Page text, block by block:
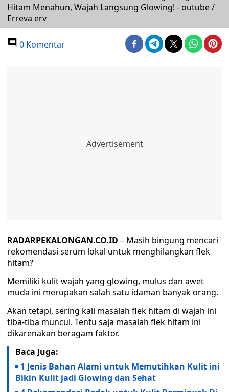
Hitam Menahun, Wajah Langsung Glowing! - outube /
Erreva erv
0 Komentar
RADARPEKALONGAN.CO.ID – Masih bingung mencari
rekomendasi serum lokal untuk menghilangkan flek
hitam?
Memiliki kulit wajah yang glowing, mulus dan awet
muda ini merupakan salah satu idaman banyak orang.
Akan tetapi, sering kali masalah flek hitam di wajah ini
tiba-tiba muncul. Tentu saja masalah flek hitam ini
dikarenakan beragam faktor.
Baca Juga:
1 Jenis Bahan Alami untuk Memutihkan Kulit ini
Bikin Kulit jadi Glowing dan Sehat